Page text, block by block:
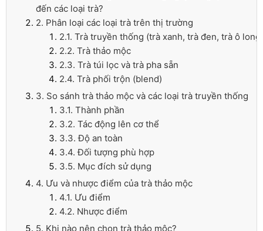
đến các loại trà?
2. Phân loại các loại trà trên thị trường
2.1. Trà truyền thống (trà xanh, trà đen, trà ô long)
2.2. Trà thảo mộc
2.3. Trà túi lọc và trà pha sẵn
2.4. Trà phối trộn (blend)
3. So sánh trà thảo mộc và các loại trà truyền thống
3.1. Thành phần
3.2. Tác động lên cơ thể
3.3. Độ an toàn
3.4. Đối tượng phù hợp
3.5. Mục đích sử dụng
4. Ưu và nhược điểm của trà thảo mộc
4.1. Ưu điểm
4.2. Nhược điểm
5. Khi nào nên chọn trà thảo mộc?